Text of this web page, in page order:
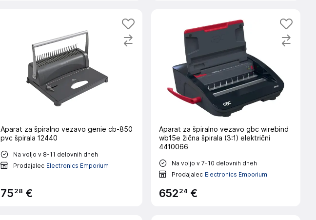
Aparat za špiralno vezavo genie cb-850
pvc špirala 12440
Na voljo v 8-11 delovnih dneh
Prodajalec Electronics Emporium
7528 €
Aparat za špiralno vezavo gbc wirebind
wb15e žična špirala (3:1) električni
4410066
Na voljo v 7-10 delovnih dneh
Prodajalec Electronics Emporium
65224 €